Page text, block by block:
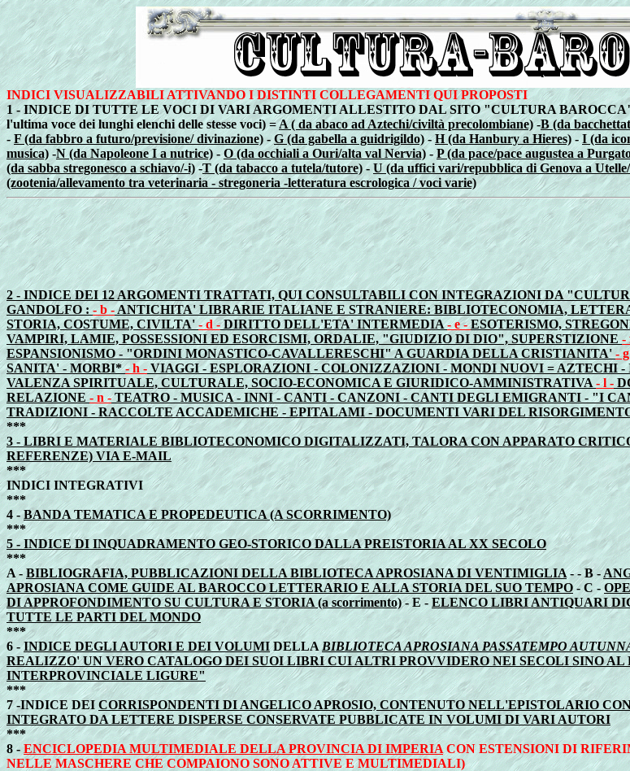
INDICI VISUALIZZABILI ATTIVANDO I DISTINTI COLLEGAMENTI QUI PROPOSTI
1 - INDICE DI TUTTE LE VOCI DI VARI ARGOMENTI ALLESTITO DAL SITO "CULTURA
l'ultima voce dei lunghi elenchi delle stesse voci)=A ( da abaco ad Aztechi/civiltà precolombiane)-B (da
- F (da fabbro a futuro/previsione/ divinazione) -G (da gabella a guidrigildo)-H (da Hanbury a Hieres) -I (da
musica) -N (da Napoleone I a nutrice) -O (da occhiali a Ouri/alta val Nervia) -P (da pace/pace augustea a
(da sabba stregonesco a schiavo/-i)-T (da tabacco a tutela/tutore)- U (da uffici vari/repubblica di Genova a
(zootenia/allevamento tra veterinaria - stregoneria -letteratura escrologica / voci varie)
2 - INDICE DEI 12 ARGOMENTI TRATTATI, QUI CONSULTABILI CON INTEGRAZIONI DA
GANDOLFO :- b - ANTICHITA' LIBRARIE ITALIANE E STRANIERE: BIBLIOTECONOMIA,
STORIA, COSTUME, CIVILTA'- d -DIRITTO DELL'ETA' INTERMEDIA- e -ESOTERISMO,
VAMPIRI, LAMIE, POSSESSIONI ED ESORCISMI, ORDALIE, "GIUDIZIO DI DIO", SUPERSTIZIONE -
ESPANSIONISMO - "ORDINI MONASTICO-CAVALLERESCHI" A GUARDIA DELLA CRISTIANITA' -
SANITA' - MORBI*- h -VIAGGI - ESPLORAZIONI - COLONIZZAZIONI - MONDI NUOVI = AZTECHI
VALENZA SPIRITUALE, CULTURALE, SOCIO-ECONOMICA E GIURIDICO-AMMINISTRATIVA - l -
RELAZIONE- n -TEATRO - MUSICA - INNI - CANTI - CANZONI - CANTI DEGLI EMIGRANTI - "I
TRADIZIONI - RACCOLTE ACCADEMICHE - EPITALAMI - DOCUMENTI VARI DEL
***
3 - LIBRI E MATERIALE BIBLIOTECONOMICO DIGITALIZZATI, TALORA CON APPARATO
REFERENZE) VIA E-MAIL
***
INDICI INTEGRATIVI
***
4 -BANDA TEMATICA E PROPEDEUTICA (A SCORRIMENTO)
***
5 - INDICE DI INQUADRAMENTO GEO-STORICO DALLA PREISTORIA AL XX SECOLO
***
A - BIBLIOGRAFIA, PUBBLICAZIONI DELLA BIBLIOTECA APROSIANA DI VENTIMIGLIA- - B -
APROSIANA COME GUIDE AL BAROCCO LETTERARIO E ALLA STORIA DEL SUO TEMPO- C -
DI APPROFONDIMENTO SU CULTURA E STORIA (a scorrimento)- E - ELENCO LIBRI ANTIQUARI
TUTTE LE PARTI DEL MONDO
***
6 -INDICE DEGLI AUTORI E DEI VOLUMIDELLABIBLIOTECA APROSIANA PASSATEMPO
REALIZZO' UN VERO CATALOGO DEI SUOI LIBRI CUI ALTRI PROVVIDERO NEI SECOLI SINO
INTERPROVINCIALE LIGURE"
***
7 -INDICE DEICORRISPONDENTI DI ANGELICO APROSIO, CONTENUTO NELL'EPISTOLARIO
INTEGRATO DA LETTERE DISPERSE CONSERVATE PUBBLICATE IN VOLUMI DI VARI AUTORI
***
8 - ENCICLOPEDIA MULTIMEDIALE DELLA PROVINCIA DI IMPERIA CON ESTENSIONI DI
NELLE MASCHERE CHE COMPAIONO SONO ATTIVE E MULTIMEDIALI)